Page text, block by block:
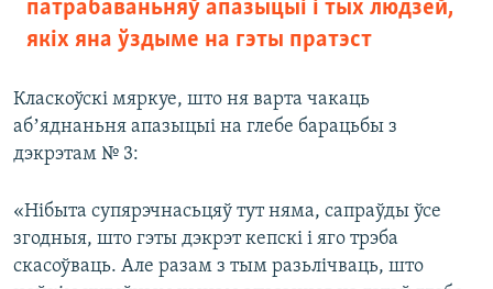
патрабаваньняў апазыцыі і тых людзей,
якіх яна ўздыме на гэты пратэст
Класкоўскі мяркуе, што ня варта чакаць
абʼяднаньня апазыцыі на глебе барацьбы з
дэкрэтам № 3:
«Нібыта супярэчнасьцяў тут няма, сапраўды ўсе
згодныя, што гэты дэкрэт кепскі і яго трэба
скасоўваць. Але разам з тым разьлічваць, што